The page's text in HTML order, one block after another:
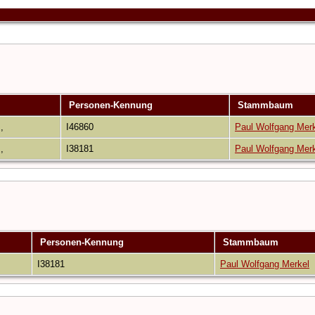
Personen-Kennung Stammbaum
I46860 Paul Wolfgang
I38181 Paul Wolfgang
Personen-Kennung Stammbaum
I38181 Paul Wolfgang Merkel